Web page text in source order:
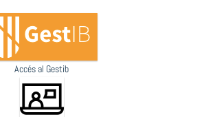
Accés al Gestib